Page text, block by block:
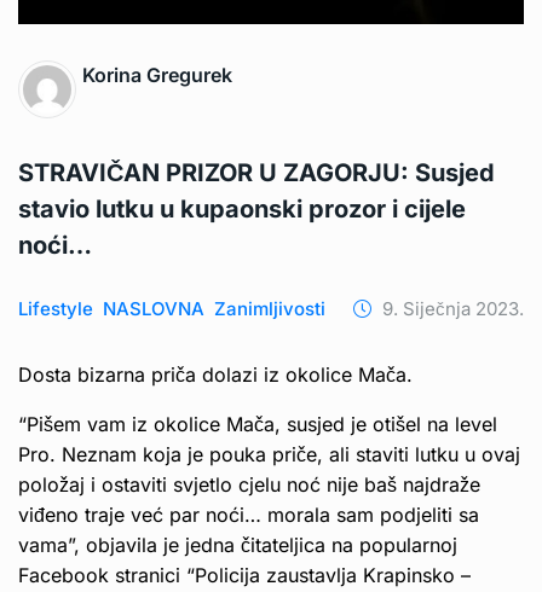
Korina Gregurek
STRAVIČAN PRIZOR U ZAGORJU: Susjed
stavio lutku u kupaonski prozor i cijele
noći…
Lifestyle NASLOVNA Zanimljivosti 9. Siječnja 2023.
Dosta bizarna priča dolazi iz okolice Mača.
“Pišem vam iz okolice Mača, susjed je otišel na level
Pro. Neznam koja je pouka priče, ali staviti lutku u ovaj
položaj i ostaviti svjetlo cjelu noć nije baš najdraže
viđeno traje već par noći… morala sam podjeliti sa
vama”, objavila je jedna čitateljica na popularnoj
Facebook stranici “Policija zaustavlja Krapinsko –